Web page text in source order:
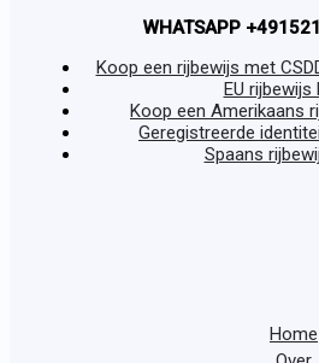
WHATSAPP
Koop een rijbewijs met
EU rijbewijs
Koop een Amerikaans
Geregistreerde
Spaans
Home